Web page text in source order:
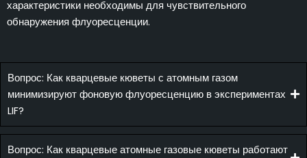
характеристики необходимы для чувствительного
обнаружения флуоресценции.
Вопрос: Как кварцевые кюветы с атомным газом
минимизируют фоновую флуоресценцию в экспериментах
LIF?
Вопрос: Как кварцевые атомные газовые кюветы работают